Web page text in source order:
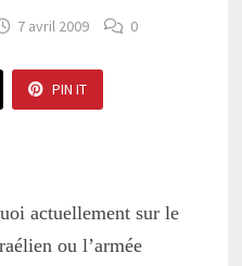
7 avril 2009 0
PIN IT
actuellement sur le
ou l’armée